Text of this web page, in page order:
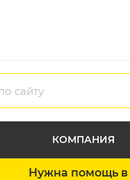
КОМПАНИЯ
Нужна помощь в